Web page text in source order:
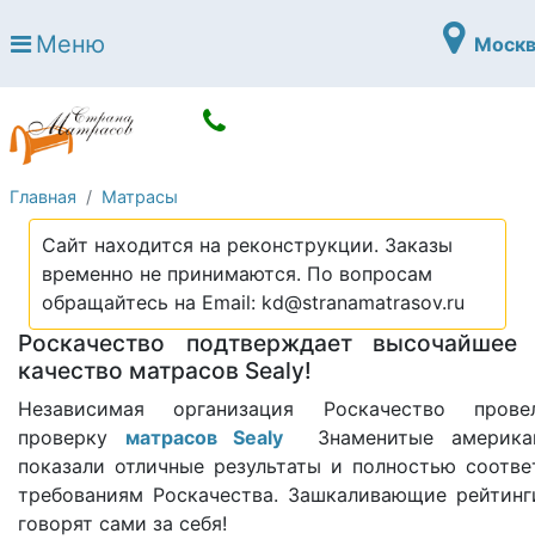
Open submenu (Матрасы)
Open submenu (Кровати)
Кровати
Open submenu (Аксессуары)
Open submenu (Диваны)
Диваны
Open submenu (Постельное белье)
Постельное белье
Open submenu (Мебель)
Мебель
Open submenu (Основания)
Основания
Детские матрасы
Open submenu (Детские кровати)
Детские кровати
Open submenu (Шкафы)
Шкафы
Меню
Главная Матрасы
Сайт находится на реконструкции. Заказы
временно не принимаются. По вопросам
обращайтесь на Email: kd@stranamatrasov.ru
Роскачество подтверждает высочайшее
качество матрасов Sealy!
Независимая организация Роскачество
проверку матрасов Sealy Знаменитые
показали отличные результаты и полностью
требованиям Роскачества. Зашкаливающие
говорят сами за себя!